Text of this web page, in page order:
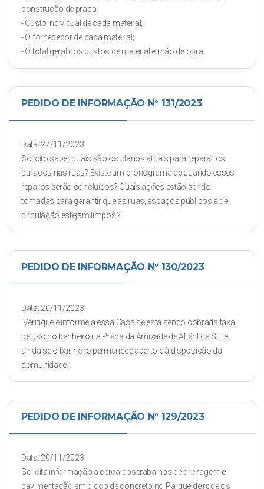
construção de praça;
- Custo individual de cada material;
- O fornecedor de cada material;
- O total geral dos custos de material e mão de obra.
PEDIDO DE INFORMAÇÃO N° 131/2023
Data: 27/11/2023
Solicito saber quais são os planos atuais para reparar os
buracos nas ruas? Existe um cronograma de quando esses
reparos serão concluídos? Quais ações estão sendo
tomadas para garantir que as ruas, espaços públicos e de
circulação estejam limpos ?
PEDIDO DE INFORMAÇÃO N° 130/2023
Data: 20/11/2023
Verifique e informe a essa Casa se esta sendo cobrada taxa
de uso do banheiro na Praça da Amizade de Atlântida Sul e
ainda se o banheiro permanece aberto e à disposição da
comunidade.
PEDIDO DE INFORMAÇÃO N° 129/2023
Data: 20/11/2023
Solicita informação a cerca dos trabalhos de drenagem e
pavimentação em bloco de concreto no Parque de rodeios